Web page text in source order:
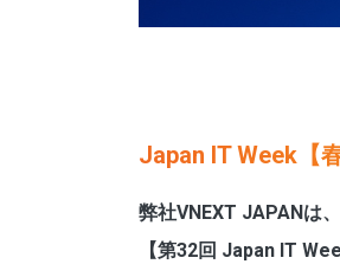
Japan IT Week【
弊社VNEXT JAPANは
【第32回 Japan IT